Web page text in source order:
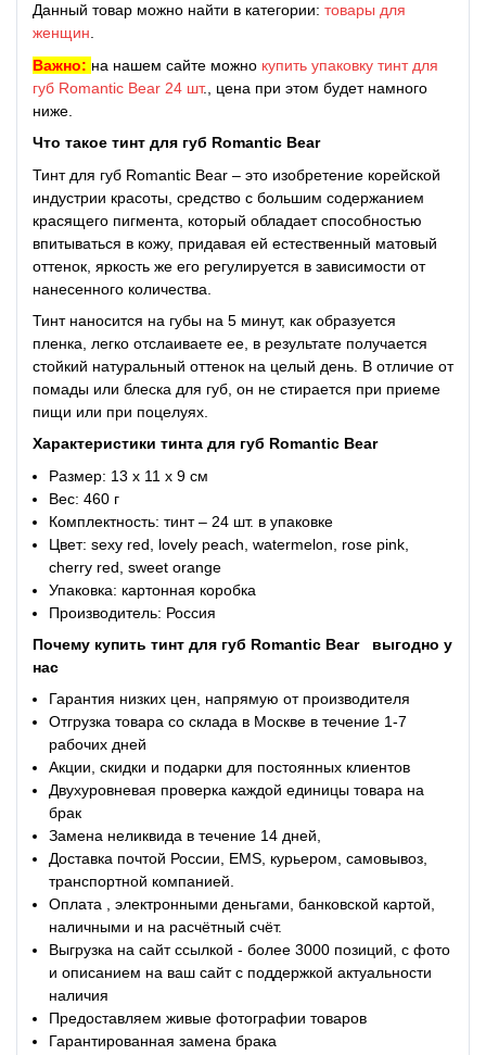
Данный товар можно найти в категории: товары для
женщин.
Важно: на нашем сайте можно купить упаковку тинт для
губ Romantic Bear 24 шт., цена при этом будет намного
ниже.
Что такое тинт для губ Romantic Bear
Тинт для губ Romantic Bear – это изобретение корейской
индустрии красоты, средство с большим содержанием
красящего пигмента, который обладает способностью
впитываться в кожу, придавая ей естественный матовый
оттенок, яркость же его регулируется в зависимости от
нанесенного количества.
Тинт наносится на губы на 5 минут, как образуется
пленка, легко отслаиваете ее, в результате получается
стойкий натуральный оттенок на целый день. В отличие от
помады или блеска для губ, он не стирается при приеме
пищи или при поцелуях.
Характеристики тинта для губ Romantic Bear
Размер: 13 х 11 х 9 см
Вес: 460 г
Комплектность: тинт – 24 шт. в упаковке
Цвет: sexy red, lovely peach, watermelon, rose pink,
cherry red, sweet orange
Упаковка: картонная коробка
Производитель: Россия
Почему купить тинт для губ Romantic Bear
выгодно у
нас
Гарантия низких цен, напрямую от производителя
Отгрузка товара со склада в Москве в течение 1-7
рабочих дней
Акции, скидки и подарки для постоянных клиентов
Двухуровневая проверка каждой единицы товара на
брак
Замена неликвида в течение 14 дней,
Доставка почтой России, EMS, курьером, самовывоз,
транспортной компанией.
Оплата , электронными деньгами, банковской картой,
наличными и на расчётный счёт.
Выгрузка на сайт ссылкой - более 3000 позиций, с фото
и описанием на ваш сайт с поддержкой актуальности
наличия
Предоставляем живые фотографии товаров
Гарантированная замена брака